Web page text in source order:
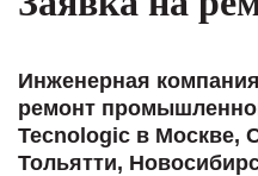
Инженерная
ремонт
Tecnologic в Москве,
Тольятти,